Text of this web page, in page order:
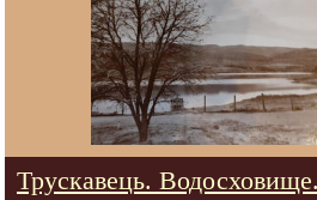
Трускавець. Водосховище.